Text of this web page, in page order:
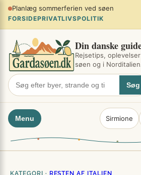
Spring
indhold
Planlæg sommerferien ved søen
FORSIDEPRIVATLIVSPOLITIK
Din danske
Rejsetips,
søen og i
Søg
Menu Sirmione
KATEGORI · RESTEN AF ITALIEN